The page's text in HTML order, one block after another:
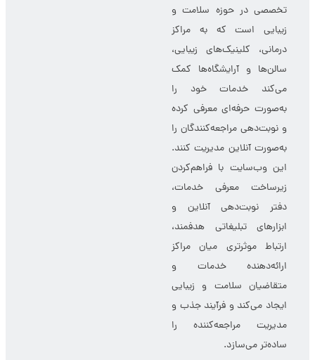
تخصصی در حوزه سلامت و
زیبایی است که به مراکز
درمانی، کلینیک‌های زیبایی،
سالن‌ها و آرایشگاه‌ها کمک
می‌کند خدمات خود را
به‌صورت حرفه‌ای معرفی کرده
و نوبت‌دهی مراجعه‌کنندگان را
به‌صورت آنلاین مدیریت کنند.
این وب‌سایت با فراهم‌کردن
زیرساخت معرفی خدمات،
دفتر نوبت‌دهی آنلاین و
ابزارهای تبلیغاتی هدفمند،
ارتباط موثرتری میان مراکز
ارائه‌دهنده خدمات و
متقاضیان سلامت و زیبایی
ایجاد می‌کند و فرآیند جذب و
مدیریت مراجعه‌کننده را
ساده‌تر می‌سازد.